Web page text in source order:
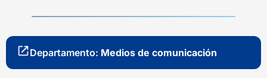
Departamento: Medios de comunicación